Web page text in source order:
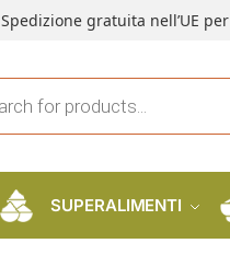
Spedizione gratuita nell’UE
SUPERALIMENTI